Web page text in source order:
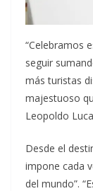
“Celebramos
seguir
más turistas
majestuoso
Leopoldo
Desde el
impone cada
del mundo”.